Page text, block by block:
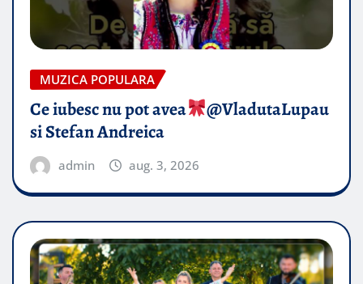
MUZICA POPULARA
Ce iubesc nu pot avea
​@VladutaLupau
si Stefan Andreica
admin aug. 3, 2026